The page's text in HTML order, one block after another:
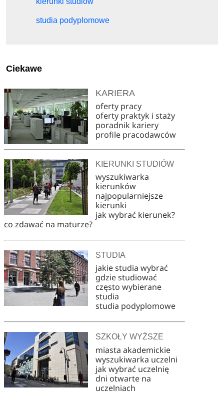
studia podyplomowe
Ciekawe
KARIERA
oferty pracy
oferty praktyk i staży
poradnik kariery
profile pracodawców
KIERUNKI STUDIÓW
wyszukiwarka
kierunków
najpopularniejsze
kierunki
jak wybrać kierunek?
co zdawać na maturze?
STUDIA
jakie studia wybrać
gdzie studiować
często wybierane
studia
studia podyplomowe
SZKOŁY WYŻSZE
miasta akademickie
wyszukiwarka uczelni
jak wybrać uczelnię
dni otwarte na
uczelniach